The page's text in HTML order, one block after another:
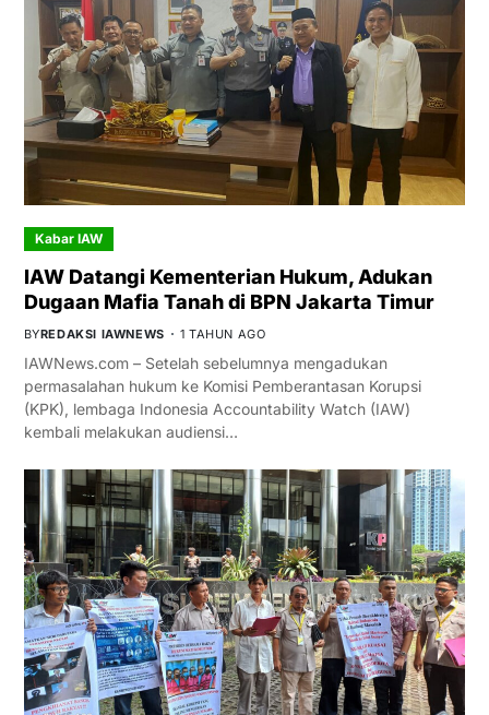
Kabar IAW
IAW Datangi Kementerian Hukum, Adukan
Dugaan Mafia Tanah di BPN Jakarta Timur
BYREDAKSI IAWNEWS 1 TAHUN AGO
IAWNews.com – Setelah sebelumnya mengadukan
permasalahan hukum ke Komisi Pemberantasan Korupsi
(KPK), lembaga Indonesia Accountability Watch (IAW)
kembali melakukan audiensi…